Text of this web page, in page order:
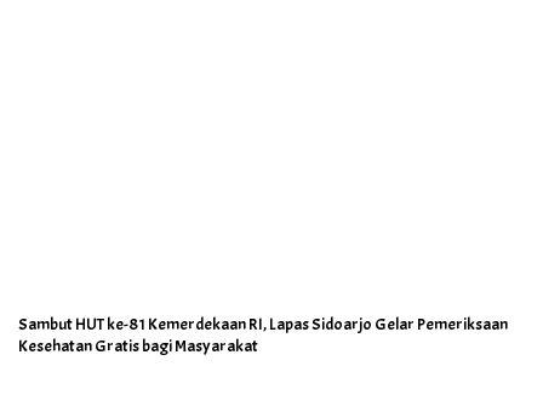
Sambut HUT ke-81 Kemerdekaan RI, Lapas Sidoarjo Gelar Pemeriksaan
Kesehatan Gratis bagi Masyarakat